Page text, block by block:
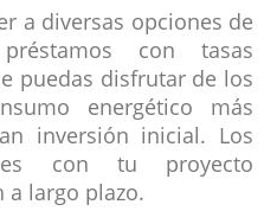
a diversas opciones de
con tasas
puedas disfrutar de los
energético más
inversión inicial. Los
con tu proyecto
largo plazo.